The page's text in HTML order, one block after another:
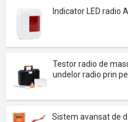
Indicator LED radio
Testor radio de
undelor radio prin
Sistem avansat de